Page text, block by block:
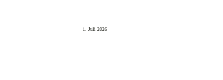
1. Juli 2026